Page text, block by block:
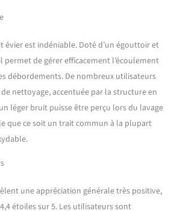
la main pour améliorer
considérablement
l'utilisation de l'espace
fond de l'évier fait à la main
dispose d'un coussinet
acoustique pour réduire le
offre un service client de
première classe, vous
évier est indéniable. Doté d’un égouttoir et
permet de gérer efficacement l’écoulement
débordements. De nombreux utilisateurs
nettoyage, accentuée par la structure en
léger bruit puisse être perçu lors du lavage
que ce soit un trait commun à la plupart
une appréciation générale très positive,
étoiles sur 5. Les utilisateurs sont